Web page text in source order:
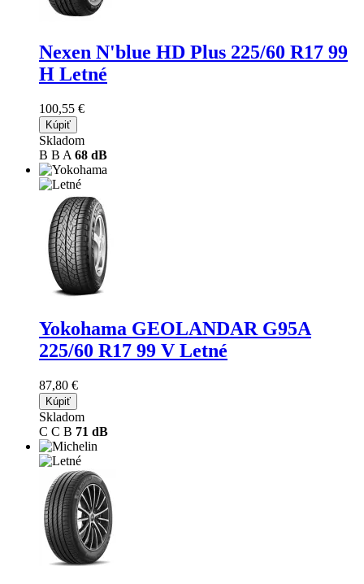
Nexen N'blue HD Plus 225/60 R17 99
H Letné
100,55 €
Kúpiť
Skladom
B B A 68 dB
Yokohama GEOLANDAR G95A
225/60 R17 99 V Letné
87,80 €
Kúpiť
Skladom
C C B 71 dB